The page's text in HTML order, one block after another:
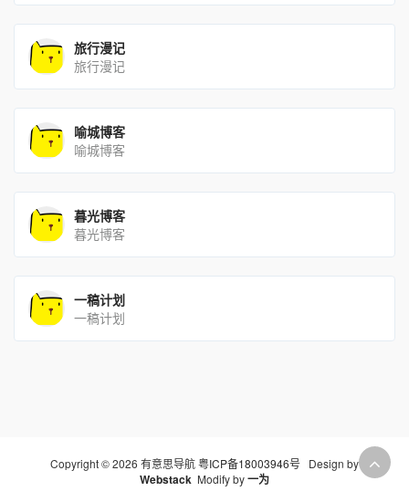
旅行漫记
旅行漫记
喻城博客
喻城博客
暮光博客
暮光博客
一稿计划
一稿计划
Copyright © 2026 有意思导航粤ICP备18003946号 Design by
Webstack Modify by一为